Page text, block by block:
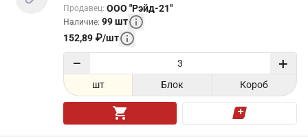
Продавец: ООО "Рэйд-21"
Наличие: 99шт
152,89 ₽/шт
− +
шт Блок Короб